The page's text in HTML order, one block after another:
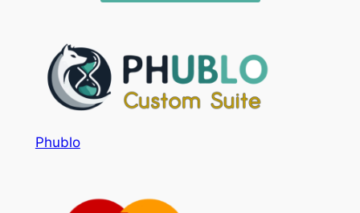
Phublo